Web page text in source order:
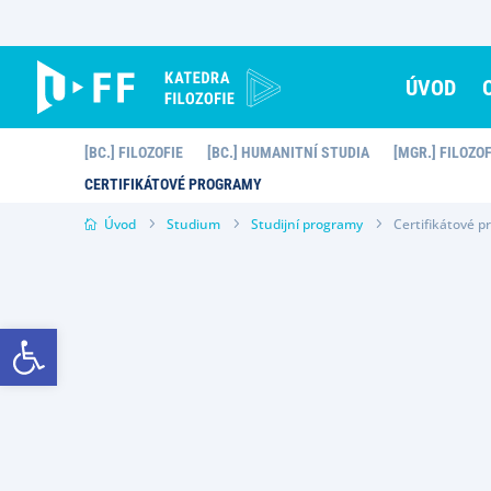
Open toolbar
content
ÚVOD
[BC.] FILOZOFIE [BC.] HUMANITNÍ STUDIA [MGR.]
CERTIFIKÁTOVÉ PROGRAMY
Úvod Studium Studijní programy Certifikátové